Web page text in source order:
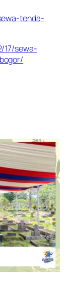
tenda-
17/sewa-